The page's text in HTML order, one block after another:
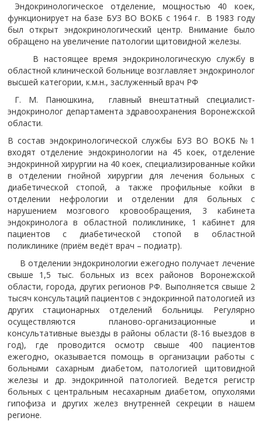
Эндокринологическое отделение, мощностью 40 коек,
функционирует на базе БУЗ ВО ВОКБ с 1964 г. В 1983 году
был открыт эндокринологический центр. Внимание было
обращено на увеличение патологии щитовидной железы.
В настоящее время эндокринологическую службу в
областной клинической больнице возглавляет эндокринолог
высшей категории, к.м.н., заслуженный врач РФ
Г. М. Панюшкина, главный внештатный специалист-
эндокринолог департамента здравоохранения Воронежской
области.
В состав эндокринологической службы БУЗ ВО ВОКБ №1
входят отделение эндокринологии на 45 коек, отделение
эндокринной хирургии на 40 коек, специализированные койки
в отделении гнойной хирургии для лечения больных с
диабетической стопой, а также профильные койки в
отделении нефрологии и отделении для больных с
нарушением мозгового кровообращения, 3 кабинета
эндокринолога в областной поликлинике, 1 кабинет для
пациентов с диабетической стопой в областной
поликлинике (приём ведёт врач – подиатр).
В отделении эндокринологии ежегодно получает лечение
свыше 1,5 тыс. больных из всех районов Воронежской
области, города, других регионов РФ. Выполняется свыше 2
тысяч консультаций пациентов с эндокринной патологией из
других стационарных отделений больницы. Регулярно
осуществляются планово-организационные и
консультативные выезды в районы области (8-16 выездов в
год), где проводится осмотр свыше 400 пациентов
ежегодно, оказывается помощь в организации работы с
больными сахарным диабетом, патологией щитовидной
железы и др. эндокринной патологией. Ведется регистр
больных с центральным несахарным диабетом, опухолями
гипофиза и других желез внутренней секреции в нашем
регионе.